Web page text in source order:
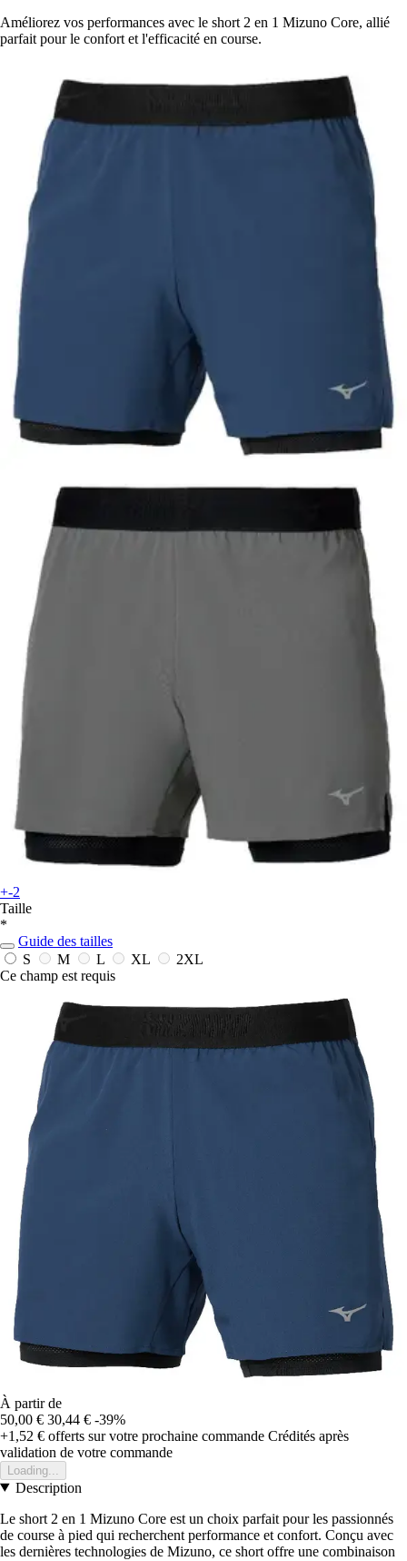
Améliorez vos performances avec le short 2 en 1 Mizuno Core, allié
parfait pour le confort et l'efficacité en course.
+-2
Taille
*
Guide des tailles
S
M L XL
2XL
Ce champ est requis
À partir de
50,00 € 30,44 € -39%
+1,52 € offerts sur votre prochaine commande Crédités après
validation de votre commande
Loading...
Description
Le short 2 en 1 Mizuno Core est un choix parfait pour les passionnés
de course à pied qui recherchent performance et confort. Conçu avec
les dernières technologies de Mizuno, ce short offre une combinaison